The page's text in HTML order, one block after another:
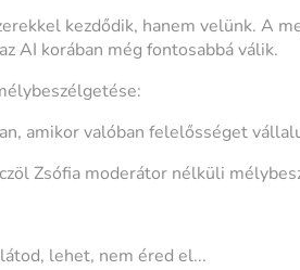
kezdődik, hanem velünk. A
AI korában még fontosabbá válik.
amikor valóban felelősséget
Zsófia moderátor nélküli
lehet, nem éred el...